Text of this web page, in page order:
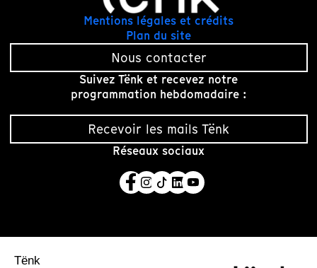
Mentions légales et crédits
Plan du site
Nous contacter
Suivez Tënk et recevez notre
programmation hebdomadaire :
Recevoir les mails Tënk
Réseaux sociaux